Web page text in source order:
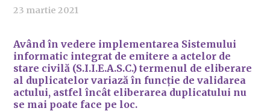
23 martie 2021
Având în vedere implementarea Sistemului
informatic integrat de emitere a actelor de
stare civilă (S.I.I.E.A.S.C.) termenul de eliberare
al duplicatelor variază în funcție de validarea
actului, astfel încât eliberarea duplicatului nu
se mai poate face pe loc.